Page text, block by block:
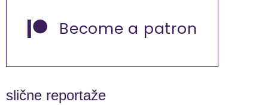
Become a patron
slične reportaže